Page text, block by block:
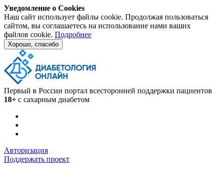
Уведомление о Cookies
Наш сайт использует файлы cookie. Продолжая пользоваться
сайтом, вы соглашаетесь на использование нами ваших
файлов cookie. Подробнее
Хорошо, спасибо
Первый в России портал всесторонней поддержки пациентов
18+ с сахарным диабетом
Авторизация
Поддержать проект